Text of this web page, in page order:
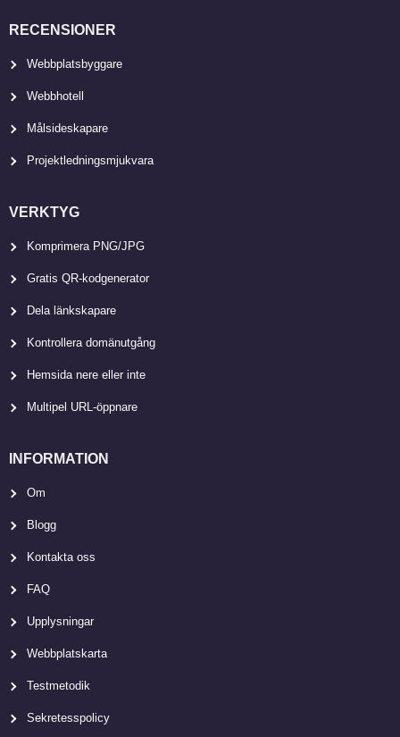
RECENSIONER
Webbplatsbyggare
Webbhotell
Målsideskapare
Projektledningsmjukvara
VERKTYG
Komprimera PNG/JPG
Gratis QR-kodgenerator
Dela länkskapare
Kontrollera domänutgång
Hemsida nere eller inte
Multipel URL-öppnare
INFORMATION
Om
Blogg
Kontakta oss
FAQ
Upplysningar
Webbplatskarta
Testmetodik
Sekretesspolicy